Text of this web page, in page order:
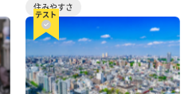
住みやすさ
テスト